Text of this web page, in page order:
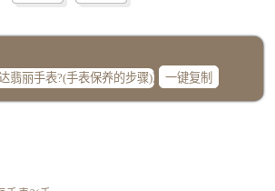
一键复制